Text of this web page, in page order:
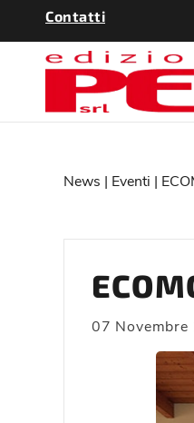
Contatti
News | Eventi |
07 Novembre